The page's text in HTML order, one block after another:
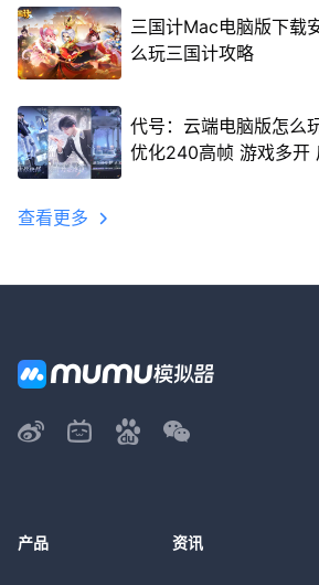
三国计Mac电脑版下载
么玩三国计攻略
代号：云端电脑版怎么
优化240高帧 游戏多开
查看更多
产品 资讯